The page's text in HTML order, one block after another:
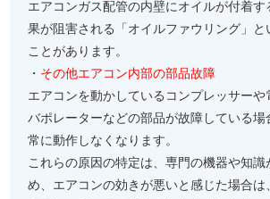
エアコンガス配管の内壁にオイルが付着す
果が阻害される「オイルファウリング」と
ことがあります。
・ その他エアコン内部の部品故障
エアコンを動かしているコンプレッサーや
バポレーターなどの部品が故障している場
常に動作しなくなります。
これらの原因の特定は、専門の機器や知識
め、エアコンの効きが悪いと感じた場合